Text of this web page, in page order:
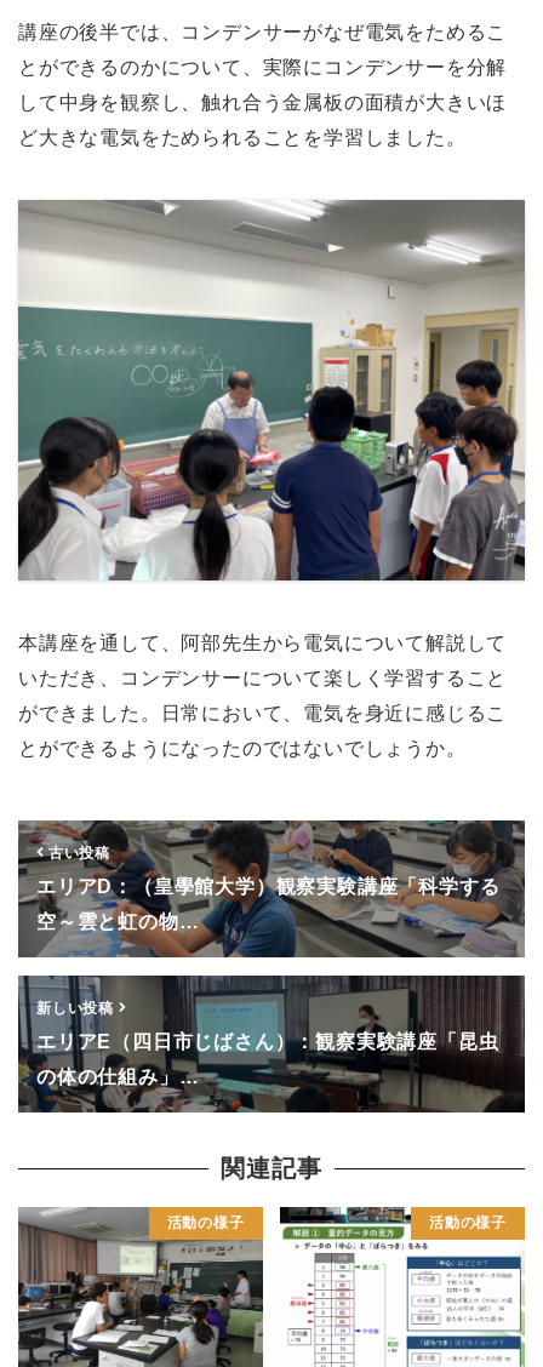
講座の後半では、コンデンサーがなぜ電気をためるこ
とができるのかについて、実際にコンデンサーを分解
して中身を観察し、触れ合う金属板の面積が大きいほ
ど大きな電気をためられることを学習しました。
本講座を通して、阿部先生から電気について解説して
いただき、コンデンサーについて楽しく学習すること
ができました。日常において、電気を身近に感じるこ
とができるようになったのではないでしょうか。
古い投稿
エリアD：（皇學館大学）観察実験講座「科学する
空～雲と虹の物…
新しい投稿
エリアE（四日市じばさん）：観察実験講座「昆虫
の体の仕組み」…
関連記事
活動の様子 活動の様子